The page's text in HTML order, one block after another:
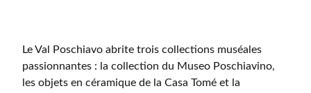
Le Val Poschiavo abrite trois collections muséales
passionnantes : la collection du Museo Poschiavino,
les objets en céramique de la Casa Tomé et la